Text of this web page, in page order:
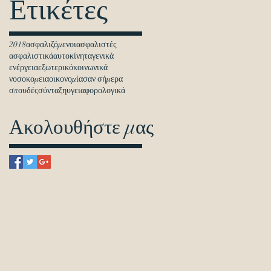
Ετικέτες
2018ασφαλιζόμενοιασφαλιστές
ασφαλιστικάαυτοκίνηταγενικά
ενέργειαεξωτερικόκοινωνικά
νοσοκομειαοικονομίασαν σήμερα
σπουδέςσύνταξηυγειαφορολογικά
Ακολουθήστε μας